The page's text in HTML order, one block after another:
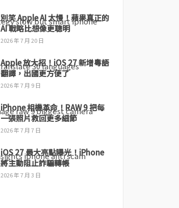
別笑 Apple AI 太慢！蘋果真正的
AI 戰略比想像更聰明
2026 年 7 月 20 日
Apple 放大招！iOS 27 新增粵語
翻譯，出國更方便了
2026 年 7 月 9 日
iPhone 相機革命！RAW 9 把每
一張照片救回更多細節
2026 年 7 月 7 日
iOS 27 最大亮點曝光！iPhone
將主動阻止詐騙轉帳
2026 年 7 月 3 日